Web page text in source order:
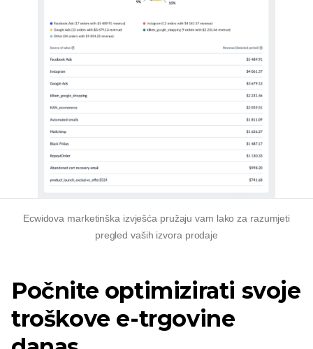
Ecwidova marketinška izvješća pružaju vam lako za razumjeti
pregled vaših izvora prodaje
Počnite optimizirati svoje
troškove e-trgovine